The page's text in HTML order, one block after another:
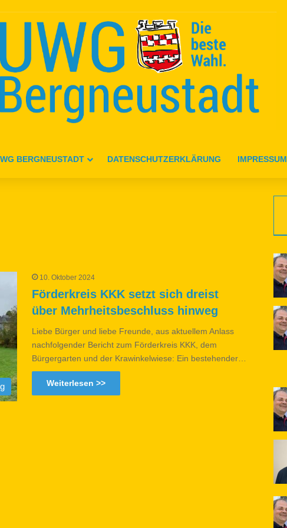
BERGNEUSTADT DATENSCHUTZERKLÄRUNG IMPRESSUM
10. Oktober 2024
Förderkreis KKK setzt sich dreist
über Mehrheitsbeschluss hinweg
Liebe Bürger und liebe Freunde, aus aktuellem Anlass
nachfolgender Bericht zum Förderkreis KKK, dem
Bürgergarten und der Krawinkelwiese: Ein bestehender…
Weiterlesen >>